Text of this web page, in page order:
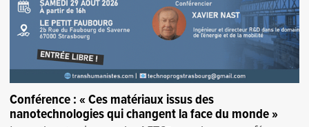
Conférence : « Ces matériaux issus des
nanotechnologies qui changent la face du monde »